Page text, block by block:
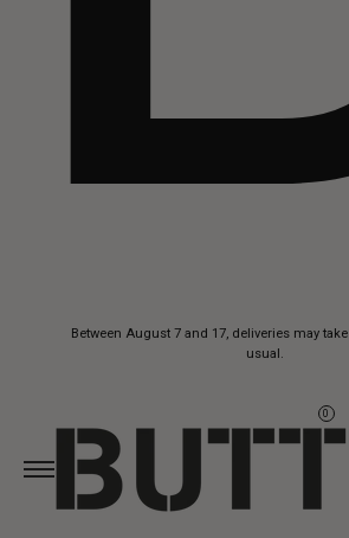
Between August 7 and 17, deliveries may
usual.
0